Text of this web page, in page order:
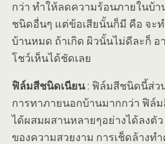
กว่า ทำให้ลดความร้อนภายในบ้
ชนิดอื่นๆ แต่ข้อเสียนั้นก็มี คือ จะ
บ้านหมด ถ้าเกิด ผิวนั้นไม่ดีละก็ อ
โชว์เห็นได้ชัดเลย
ฟิล์มสีชนิดเนียน: ฟิล์มสีชนิดนี้ส่ว
การทาภายนอกบ้านมากกว่า ฟิล์
ได้ผสมผสานหลายๆอย่างได้ลงตัว
ของความสวยงาม การเช็ดล้างท